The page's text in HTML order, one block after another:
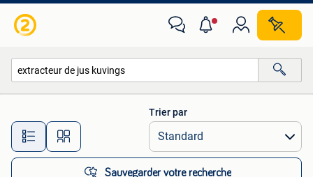
Toutes les distances…
Trier par
Sauvegarder votre recherche